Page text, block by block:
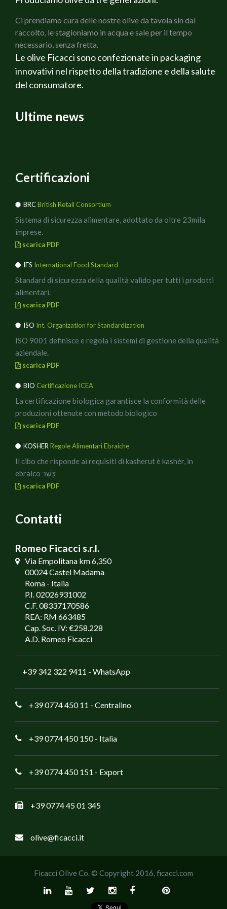
Ci prendiamo cura delle nostre olive da tavola sin dal
raccolto, le stagioniamo in acqua e sale per il tempo
necessario, senza fretta.
Le olive Ficacci sono confezionate in packaging
innovativi nel rispetto della tradizione e della salute
del consumatore.
Ultime news
Certificazioni
BRCBritish Retail Consortium
Sistema di sicurezza alimentare, adottato da oltre 23mila
imprese.
scarica PDF
IFS International Food Standard
Standard di sicurezza della qualità valido per tutti i prodotti
alimentari.
scarica PDF
ISO Int. Organization for Standardization
ISO 9001 definisce e regola i sistemi di gestione della qualità
aziendale.
scarica PDF
BIO Certificazione ICEA
La certificazione biologica garantisce la conformità delle
produzioni ottenute con metodo biologico
scarica PDF
KOSHER Regole Alimentari Ebraiche
Il cibo che risponde ai requisiti di kasherut è kashèr, in
ebraico כָּשֵׁר
scarica PDF
Contatti
Romeo Ficacci s.r.l.
Via Empolitana km 6,350
00024 Castel Madama
Roma - Italia
P.I. 02026931002
C.F. 08337170586
REA: RM 663485
Cap. Soc. IV: €258.228
A.D. Romeo Ficacci
+39 342 322 9411 - WhatsApp
+39 0774 450 11 - Centralino
+39 0774 450 150- Italia
+39 0774 450 151 - Export
+39 0774 45 01 345
olive@ficacci.it
Ficacci Olive Co. © Copyright 2016, ficacci.com